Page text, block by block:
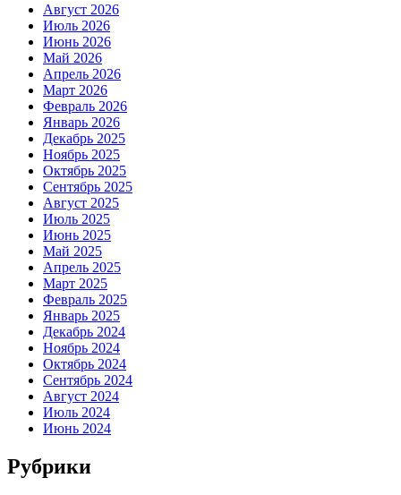
Август 2026
Июль 2026
Июнь 2026
Май 2026
Апрель 2026
Март 2026
Февраль 2026
Январь 2026
Декабрь 2025
Ноябрь 2025
Октябрь 2025
Сентябрь 2025
Август 2025
Июль 2025
Июнь 2025
Май 2025
Апрель 2025
Март 2025
Февраль 2025
Январь 2025
Декабрь 2024
Ноябрь 2024
Октябрь 2024
Сентябрь 2024
Август 2024
Июль 2024
Июнь 2024
Рубрики